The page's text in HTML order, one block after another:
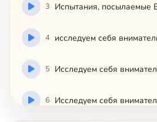
3 Испытания, посылаемые
4
5
6